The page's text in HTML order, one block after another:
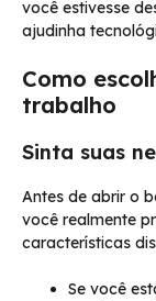
você estivesse
ajudinha
Como
trabalho
Sinta suas
Antes de abrir o
você realmente
características
Se você